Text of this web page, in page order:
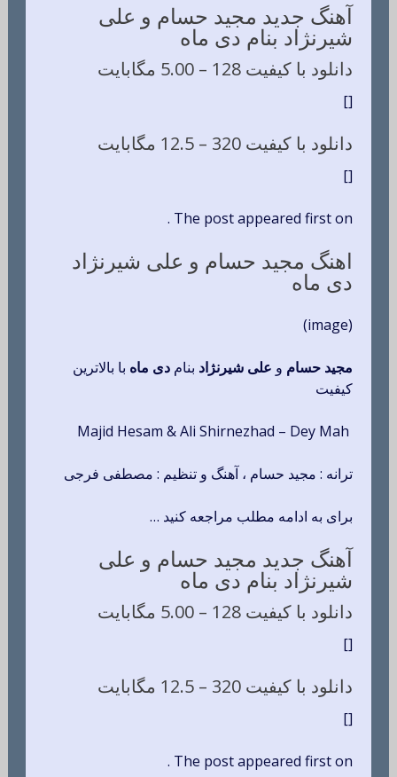
آهنگ جدید مجید حسام و علی
شیرنژاد بنام دی ماه
دانلود با کیفیت 128 – 5.00 مگابایت
[]
دانلود با کیفیت 320 – 12.5 مگابایت
[]
The post appeared first on .
اهنگ مجید حسام و علی شیرنژاد
دی ماه
(image)
مجید حسام و علی شیرنژاد بنام دی ماه با بالاترین
کیفیت
ترانه : مجید حسام ، آهنگ و تنظیم : مصطفی فرجی
برای به ادامه مطلب مراجعه کنید …
آهنگ جدید مجید حسام و علی
شیرنژاد بنام دی ماه
دانلود با کیفیت 128 – 5.00 مگابایت
[]
دانلود با کیفیت 320 – 12.5 مگابایت
[]
The post appeared first on .